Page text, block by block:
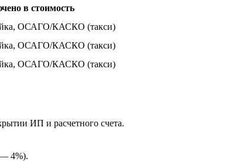
в стоимость
ОСАГО/КАСКО (такси)
ОСАГО/КАСКО (такси)
ОСАГО/КАСКО (такси)
ИП и расчетного счета.
— 4%).